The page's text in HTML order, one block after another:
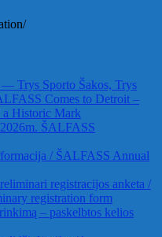
Trys Sporto Šakos, Trys
Comes to Detroit –
a Historic Mark
ŠALFASS
/ ŠALFASS Annual
registracijos anketa /
registration form
– paskelbtos kelios